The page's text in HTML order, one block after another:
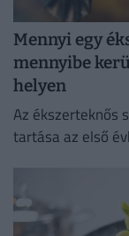
Mennyi egy
mennyibe
helyen
Az ékszerteknős
tartása az első